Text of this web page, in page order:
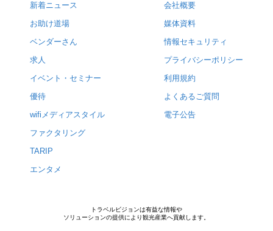
新着ニュース
お助け道場
ベンダーさん
求人
イベント・セミナー
優待
wifiメディアスタイル
ファクタリング
TARIP
エンタメ
会社概要
媒体資料
情報セキュリティ
プライバシーポリシー
利用規約
よくあるご質問
電子公告
トラベルビジョンは有益な情報や
ソリューションの提供により観光産業へ貢献します。